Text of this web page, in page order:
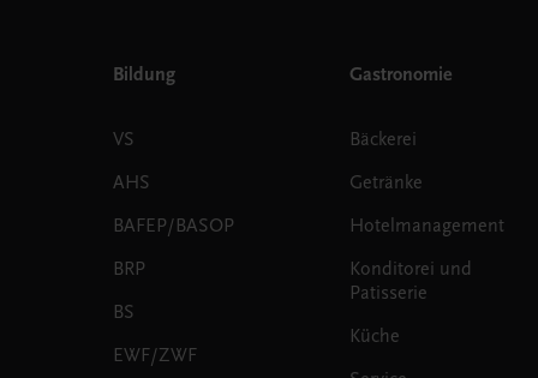
Bildung
VS
AHS
BAFEP/BASOP
BRP
BS
EWF/ZWF
Gastronomie
Bäckerei
Getränke
Hotelmanagement
Konditorei und
Patisserie
Küche